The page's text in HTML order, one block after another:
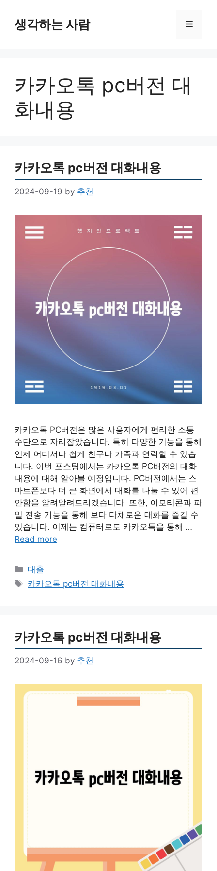
content생각하는 사람 Menu
카카오톡 pc버전 대
화내용
카카오톡 pc버전 대화내용
2024-09-19 by 추천
카카오톡 PC버전은 많은 사용자에게 편리한 소통
수단으로 자리잡았습니다. 특히 다양한 기능을 통해
언제 어디서나 쉽게 친구나 가족과 연락할 수 있습
니다. 이번 포스팅에서는 카카오톡 PC버전의 대화
내용에 대해 알아볼 예정입니다. PC버전에서는 스
마트폰보다 더 큰 화면에서 대화를 나눌 수 있어 편
안함을 알려알려드리겠습니다. 또한, 이모티콘과 파
일 전송 기능을 통해 보다 다채로운 대화를 즐길 수
있습니다. 이제는 컴퓨터로도 카카오톡을 통해 …
Read more
Categories
대출
Tags
카카오톡 pc버전 대화내용
카카오톡 pc버전 대화내용
2024-09-16 by 추천